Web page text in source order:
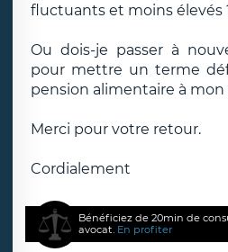
fluctuants et moins élevés
Ou dois-je passer à
pour mettre un terme
pension alimentaire à
Merci pour votre retour.
Cordialement
Bénéficiez de 20min de
avocat. En profiter